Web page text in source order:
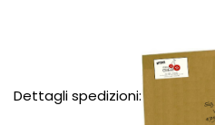
Dettagli spedizioni: